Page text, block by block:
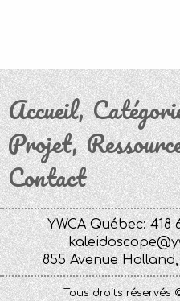
Accueil
Projet
Contact
YWCA Québec: 418
855 Avenue
Tous droits réservés